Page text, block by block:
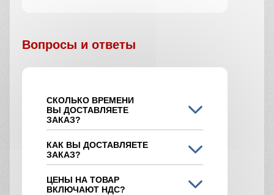
Вопросы и ответы
СКОЛЬКО ВРЕМЕНИ
ВЫ ДОСТАВЛЯЕТЕ
ЗАКАЗ?
КАК ВЫ ДОСТАВЛЯЕТЕ
ЗАКАЗ?
ЦЕНЫ НА ТОВАР
ВКЛЮЧАЮТ НДС?